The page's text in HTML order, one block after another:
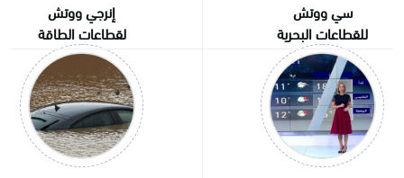
سي ووتش
للقطاعاتالبحرية
إنرجي ووتش
لقطاعاتالطاقة